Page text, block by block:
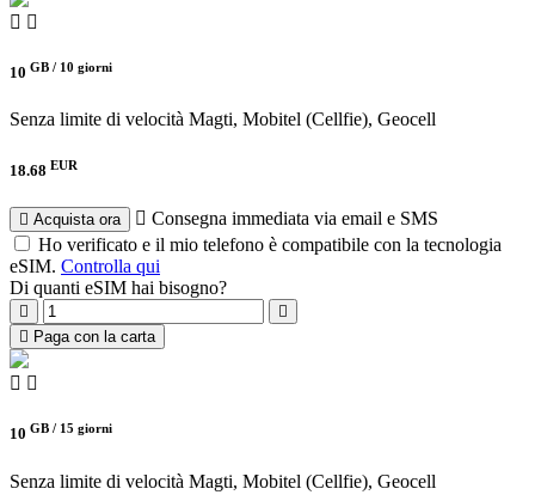
10 GB / 10 giorni
Senza limite di velocità Magti, Mobitel (Cellfie), Geocell
18.68 EUR
Acquista ora
Consegna immediata via email e SMS
Ho verificato e il mio telefono è compatibile con la tecnologia
eSIM. Controlla qui
Di quanti eSIM hai bisogno?
Paga con la carta
10 GB / 15 giorni
Senza limite di velocità Magti, Mobitel (Cellfie), Geocell